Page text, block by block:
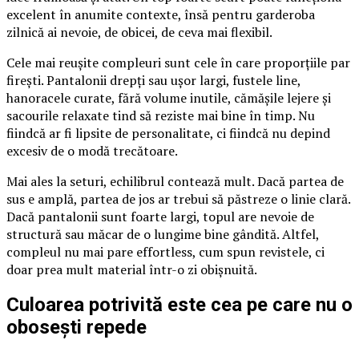
excelent în anumite contexte, însă pentru garderoba
zilnică ai nevoie, de obicei, de ceva mai flexibil.
Cele mai reușite compleuri sunt cele în care proporțiile par
firești. Pantalonii drepți sau ușor largi, fustele line,
hanoracele curate, fără volume inutile, cămășile lejere și
sacourile relaxate tind să reziste mai bine în timp. Nu
fiindcă ar fi lipsite de personalitate, ci fiindcă nu depind
excesiv de o modă trecătoare.
Mai ales la seturi, echilibrul contează mult. Dacă partea de
sus e amplă, partea de jos ar trebui să păstreze o linie clară.
Dacă pantalonii sunt foarte largi, topul are nevoie de
structură sau măcar de o lungime bine gândită. Altfel,
compleul nu mai pare effortless, cum spun revistele, ci
doar prea mult material într-o zi obișnuită.
Culoarea potrivită este cea pe care nu o
obosești repede